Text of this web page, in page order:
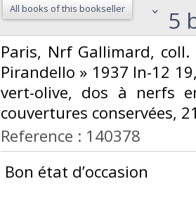
All books of this bookseller 5
‎Paris, Nrf Gallimard,
Pirandello » 1937 In-12
vert-olive, dos à nerfs
couvertures conservées,
Reference : 140378
‎ Bon état d’occasion ‎